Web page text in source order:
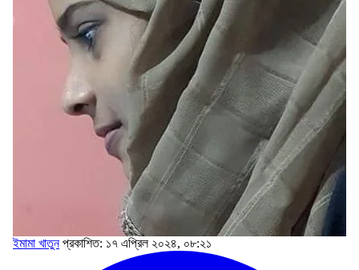
ইমামা খাতুন প্রকাশিত: ১৭ এপ্রিল ২০২৪, ০৮:২১